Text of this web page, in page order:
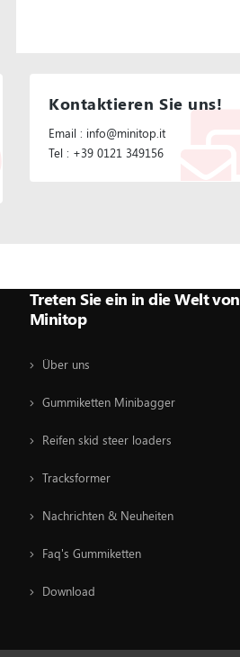
Kontaktieren Sie uns!
Email : info@minitop.it
Tel : +39 0121 349156
Treten Sie ein in die Welt von
Minitop
Über uns
Gummiketten Minibagger
Reifen skid steer loaders
Tracksformer
Nachrichten & Neuheiten
Faq's Gummiketten
Download